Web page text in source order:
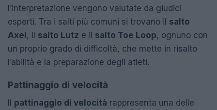
l’interpretazione vengono valutate da giudici
esperti. Tra i salti più comuni si trovano il salto
Axel, il salto Lutz e il salto Toe Loop, ognuno con
un proprio grado di difficoltà, che mette in risalto
l’abilità e la preparazione degli atleti.
Pattinaggio di velocità
Il pattinaggio di velocità rappresenta una delle